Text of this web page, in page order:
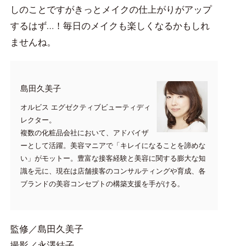
しのことですがきっとメイクの仕上がりがアップ
するはず…！毎日のメイクも楽しくなるかもしれ
ませんね。
島田久美子
オルビス エグゼクティブビューティディ
レクター。
複数の化粧品会社において、アドバイザ
ーとして活躍。美容マニアで「キレイになることを諦めな
い」がモットー。豊富な接客経験と美容に関する膨大な知
識を元に、現在は店舗接客のコンサルティングや育成、各
ブランドの美容コンセプトの構築支援を手がける。
監修／島田久美子